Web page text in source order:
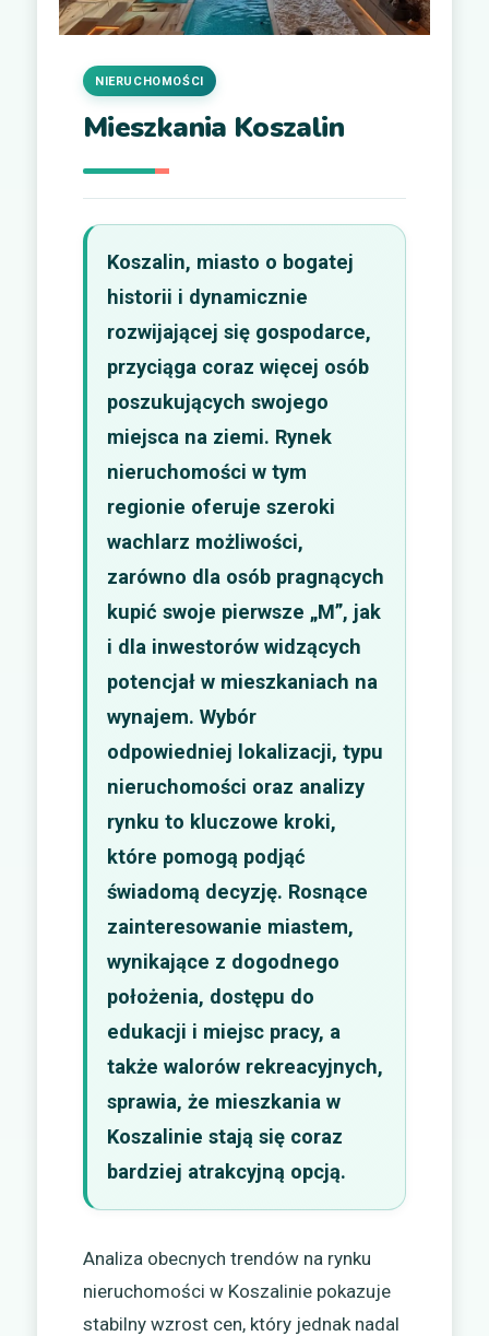
Mieszkania Koszalin
NIERUCHOMOŚCI
Koszalin, miasto o bogatej
historii i dynamicznie
rozwijającej się gospodarce,
przyciąga coraz więcej osób
poszukujących swojego
miejsca na ziemi. Rynek
nieruchomości w tym
regionie oferuje szeroki
wachlarz możliwości,
zarówno dla osób pragnących
kupić swoje pierwsze „M”, jak
i dla inwestorów widzących
potencjał w mieszkaniach na
wynajem. Wybór
odpowiedniej lokalizacji, typu
nieruchomości oraz analizy
rynku to kluczowe kroki,
które pomogą podjąć
świadomą decyzję. Rosnące
zainteresowanie miastem,
wynikające z dogodnego
położenia, dostępu do
edukacji i miejsc pracy, a
także walorów rekreacyjnych,
sprawia, że mieszkania w
Koszalinie stają się coraz
bardziej atrakcyjną opcją.
Analiza obecnych trendów na rynku
nieruchomości w Koszalinie pokazuje
stabilny wzrost cen, który jednak nadal